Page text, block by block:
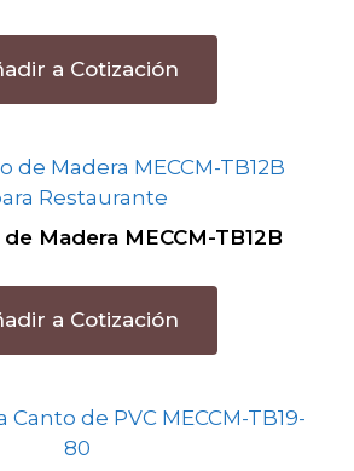
a Cotización
Madera MECCM-TB12B
a Cotización